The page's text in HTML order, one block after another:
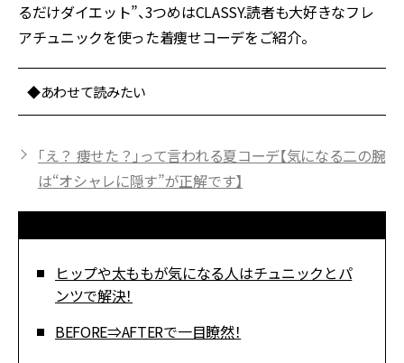
るだけダイエット”、3つめはCLASSY.読者も大好きなフレ
アチュニックを使った着痩せコーデをご紹介。
◆あわせて読みたい
「え？ 痩せた？」って言われる夏コーデ【気になる二の腕
は“オシャレに隠す”が正解です】
ヒップや太ももが気になる人はチュニックとパ
ンツで解決！
BEFORE⇒AFTERで一目瞭然！